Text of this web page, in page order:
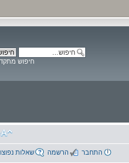
חיפוש
שאלות הרשמה התחבר